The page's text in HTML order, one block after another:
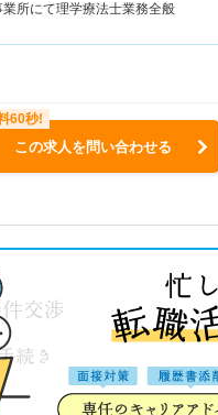
業所にて理学療法士業務全般
この求人を問い合わせる